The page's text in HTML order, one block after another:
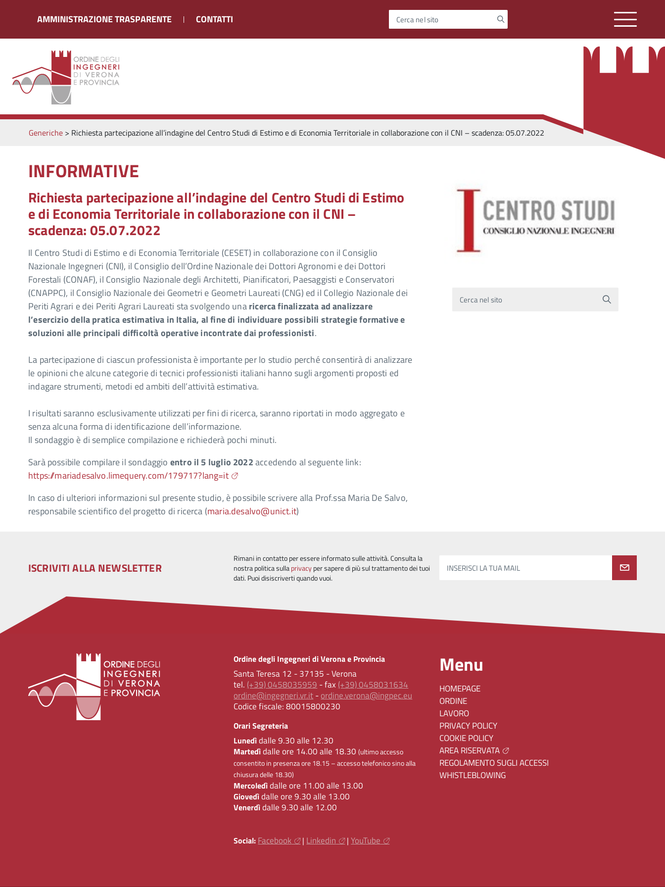
AMMINISTRAZIONE TRASPARENTE CONTATTI Cerca nel sito
Generiche> Richiesta partecipazione all’indagine del Centro Studi di Estimo e di Economia Territoriale in collaborazione con il CNI – scadenza: 05.07.2022
INFORMATIVE
Richiesta partecipazione all’indagine del Centro Studi di Estimo
e di Economia Territoriale in collaborazione con il CNI –
scadenza: 05.07.2022
Il Centro Studi di Estimo e di Economia Territoriale (CESET) in collaborazione con il Consiglio
Nazionale Ingegneri (CNI), il Consiglio dell’Ordine Nazionale dei Dottori Agronomi e dei Dottori
Forestali (CONAF), il Consiglio Nazionale degli Architetti, Pianificatori, Paesaggisti e Conservatori
(CNAPPC), il Consiglio Nazionale dei Geometri e Geometri Laureati (CNG) ed il Collegio Nazionale dei
Periti Agrari e dei Periti Agrari Laureati sta svolgendo unaricerca finalizzata ad analizzare
l’esercizio della pratica estimativa in Italia, al fine di individuare possibili strategie formative e
soluzioni alle principali difficoltà operative incontrate dai professionisti.
La partecipazione di ciascun professionista è importante per lo studio perché consentirà di analizzare
le opinioni che alcune categorie di tecnici professionisti italiani hanno sugli argomenti proposti ed
indagare strumenti, metodi ed ambiti dell’attività estimativa.
I risultati saranno esclusivamente utilizzati per fini di ricerca, saranno riportati in modo aggregato e
senza alcuna forma di identificazione dell’informazione.
Il sondaggio è di semplice compilazione e richiederà pochi minuti.
Sarà possibile compilare il sondaggio entro il 5 luglio 2022accedendo al seguente link:
https://mariadesalvo.limequery.com/179717?lang=it
In caso di ulteriori informazioni sul presente studio, è possibile scrivere alla Prof.ssa Maria De Salvo,
responsabile scientifico del progetto di ricerca (maria.desalvo@unict.it)
Cerca nel sito
ISCRIVITI ALLA NEWSLETTER
Rimani in contatto per essere informato sulle attività. Consulta la
nostra politica sullaprivacyper sapere di più sul trattamento dei tuoi
dati. Puoi disiscriverti quando vuoi.
INSERISCI LA TUA MAIL
Ordine degli Ingegneri di Verona e Provincia
Santa Teresa 12 - 37135 - Verona
tel. (+39) 0458035959 - fax (+39) 0458031634
ordine@ingegneri.vr.it-ordine.verona@ingpec.eu
Codice fiscale:80015800230
Orari Segreteria
Lunedìdalle 9.30 alle 12.30
Martedìdalle ore 14.00 alle 18.30(ultimo accesso
consentito in presenza ore 18.15 – accesso telefonico sino alla
chiusura delle 18.30)
Mercoledìdalle ore 11.00 alle 13.00
Giovedìdalle ore 9.30 alle 13.00
Venerdìdalle 9.30 alle 12.00
Social: Facebook | Linkedin |YouTube
Menu
HOMEPAGE
ORDINE
LAVORO
PRIVACY POLICY
COOKIE POLICY
AREA RISERVATA
REGOLAMENTO SUGLI ACCESSI
WHISTLEBLOWING